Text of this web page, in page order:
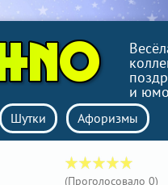
и
Шутки Афоризмы
(Проголосовало 0)